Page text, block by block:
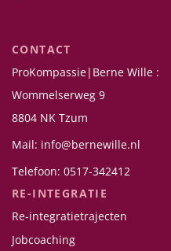
CONTACT
ProKompassie|Berne Wille :
Wommelserweg 9
8804 NK Tzum
Mail: info@bernewille.nl
Telefoon: 0517-342412
RE-INTEGRATIE
Re-integratietrajecten
Jobcoaching